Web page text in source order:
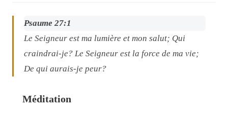
Psaume 27:1
Le Seigneur est ma lumière et mon salut; Qui
craindrai-je? Le Seigneur est la force de ma vie;
De qui aurais-je peur?
Méditation